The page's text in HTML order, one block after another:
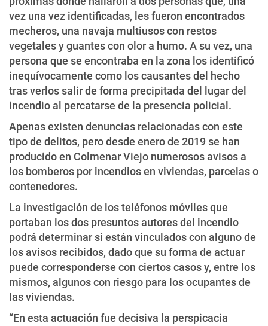
vez una vez identificadas, les fueron encontrados
mecheros, una navaja multiusos con restos
vegetales y guantes con olor a humo. A su vez, una
persona que se encontraba en la zona los identificó
inequívocamente como los causantes del hecho
tras verlos salir de forma precipitada del lugar del
incendio al percatarse de la presencia policial.
Apenas existen denuncias relacionadas con este
tipo de delitos, pero desde enero de 2019 se han
producido en Colmenar Viejo numerosos avisos a
los bomberos por incendios en viviendas, parcelas o
contenedores.
La investigación de los teléfonos móviles que
portaban los dos presuntos autores del incendio
podrá determinar si están vinculados con alguno de
los avisos recibidos, dado que su forma de actuar
puede corresponderse con ciertos casos y, entre los
mismos, algunos con riesgo para los ocupantes de
las viviendas.
“En esta actuación fue decisiva la perspicacia